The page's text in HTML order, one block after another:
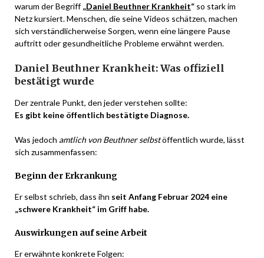
warum der Begriff„Daniel Beuthner Krankheit“ so stark im
Netz kursiert. Menschen, die seine Videos schätzen, machen
sich verständlicherweise Sorgen, wenn eine längere Pause
auftritt oder gesundheitliche Probleme erwähnt werden.
Daniel Beuthner Krankheit: Was offiziell
bestätigt wurde
Der zentrale Punkt, den jeder verstehen sollte:
Es gibt keine öffentlich bestätigte Diagnose.
Was jedoch amtlich von Beuthner selbstöffentlich wurde, lässt
sich zusammenfassen:
Beginn der Erkrankung
Er selbst schrieb, dass ihn seit Anfang Februar 2024 eine
„schwere Krankheit“ im Griff habe.
Auswirkungen auf seine Arbeit
Er erwähnte konkrete Folgen: